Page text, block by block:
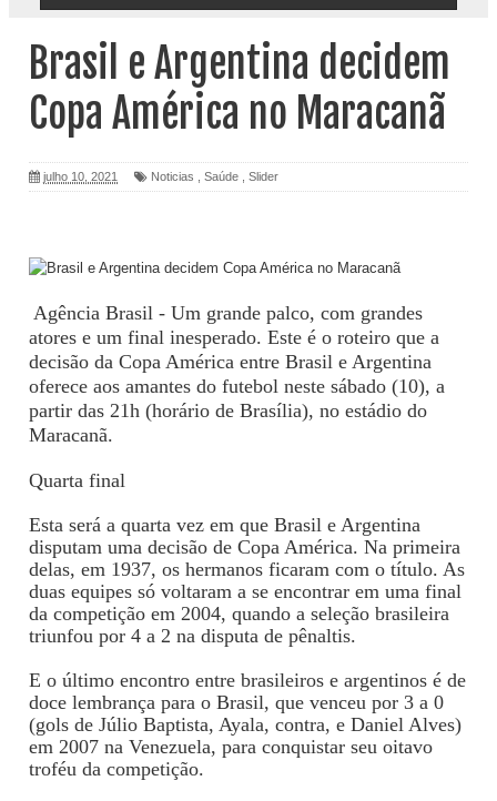
Brasil e Argentina decidem
Copa América no Maracanã
julho 10, 2021 Noticias Saúde Slider
Agência Brasil - Um grande palco, com grandes
atores e um final inesperado. Este é o roteiro que a
decisão da Copa América entre Brasil e Argentina
oferece aos amantes do futebol neste sábado (10), a
partir das 21h (horário de Brasília), no estádio do
Maracanã.
Quarta final
Esta será a quarta vez em que Brasil e Argentina
disputam uma decisão de Copa América. Na primeira
delas, em 1937, os hermanos ficaram com o título. As
duas equipes só voltaram a se encontrar em uma final
da competição em 2004, quando a seleção brasileira
triunfou por 4 a 2 na disputa de pênaltis.
E o último encontro entre brasileiros e argentinos é de
doce lembrança para o Brasil, que venceu por 3 a 0
(gols de Júlio Baptista, Ayala, contra, e Daniel Alves)
em 2007 na Venezuela, para conquistar seu oitavo
troféu da competição.